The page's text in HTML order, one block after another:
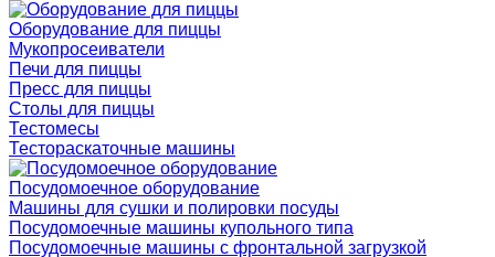
Оборудование для пиццы
Мукопросеиватели
Печи для пиццы
Пресс для пиццы
Столы для пиццы
Тестомесы
Тестораскаточные машины
Посудомоечное оборудование
Машины для сушки и полировки посуды
Посудомоечные машины купольного типа
Посудомоечные машины с фронтальной загрузкой